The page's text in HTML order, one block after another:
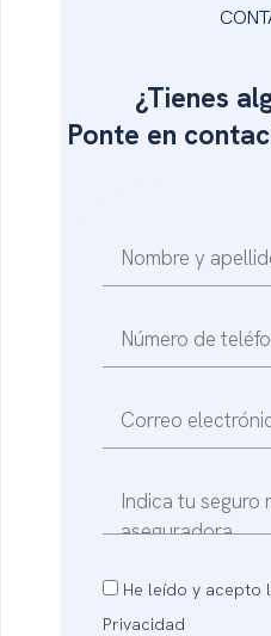
¿Tienes
Ponte en
He leído y acepto
Privacidad